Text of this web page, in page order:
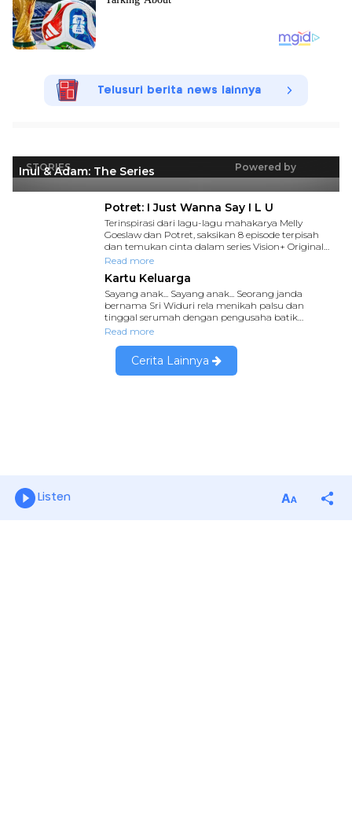
Telusuri berita news lainnya
Listen